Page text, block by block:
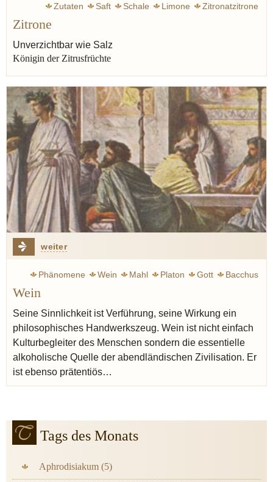
Zutaten Saft Schale Limone
Zitronatzitrone
Spanien
Zitrone
Unverzichtbar wie Salz
Königin der Zitrusfrüchte
weiter
Phänomene Wein Mahl Platon Gott
Bacchus
Busch Wilhelm
Symposium Judentum Vin naturel
Wein
Seine Sinnlichkeit ist Verführung, seine Wirkung ein
philosophisches Handwerkszeug. Wein ist nicht einfach
Kulturbegleiter des Menschen sondern die essentielle
alkoholische Quelle der abendländischen Zivilisation. Er
ist ebenso prätentiös…
Tags des Monats
Aphrodisiakum (5)